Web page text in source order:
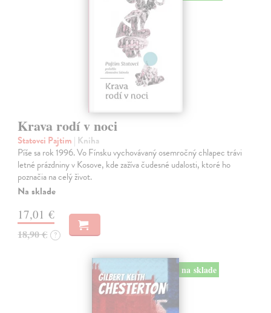
Krava rodí v noci
Statovci Pajtim | Kniha
Píše sa rok 1996. Vo Fínsku vychovávaný osemročný chlapec trávi
letné prázdniny v Kosove, kde zažíva čudesné udalosti, ktoré ho
poznačia na celý život.
Na sklade
17,01 €
18,90 € ?
na sklade